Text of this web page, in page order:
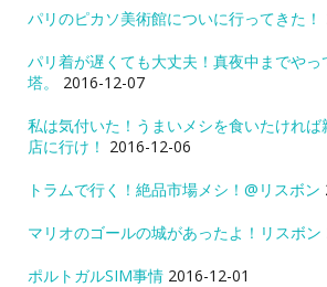
パリのピカソ美術館についに行ってきた！
パリ着が遅くても大丈夫！真夜中までや
塔。
2016-12-07
私は気付いた！うまいメシを食いたけれ
店に行け！ 2016-12-06
トラムで行く！絶品市場メシ！@リスボン
マリオのゴールの城があったよ！リスボン
ポルトガルSIM事情 2016-12-01